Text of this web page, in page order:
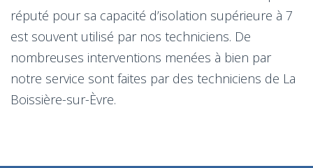
réputé pour sa capacité d’isolation supérieure à 7
est souvent utilisé par nos techniciens. De
nombreuses interventions menées à bien par
notre service sont faites par des techniciens de La
Boissière-sur-Èvre.